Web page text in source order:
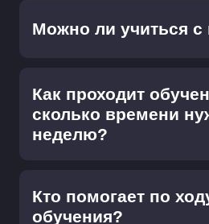
Можно ли учиться с
Как проходит
сколько времени
неделю?
Кто помогает по
обучения?